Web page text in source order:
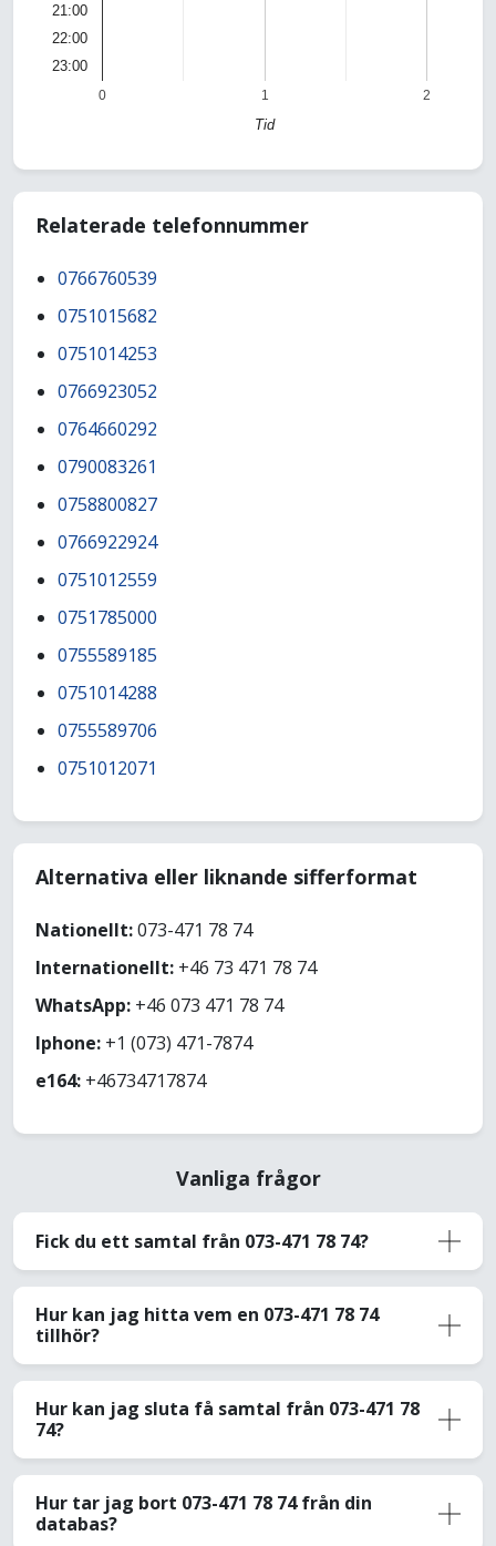
0 1 2
21:00
22:00
23:00
Tid
Relaterade telefonnummer
0766760539
0751015682
0751014253
0766923052
0764660292
0790083261
0758800827
0766922924
0751012559
0751785000
0755589185
0751014288
0755589706
0751012071
Alternativa eller liknande sifferformat
Nationellt:073-471 78 74
Internationellt: +46 73 471 78 74
WhatsApp: +46 073 471 78 74
Iphone: +1 (073) 471-7874
e164: +46734717874
Vanliga frågor
Fick du ett samtal från 073-471 78 74?
Hur kan jag hitta vem en 073-471 78 74
tillhör?
Hur kan jag sluta få samtal från 073-471 78
74?
Hur tar jag bort 073-471 78 74 från din
databas?